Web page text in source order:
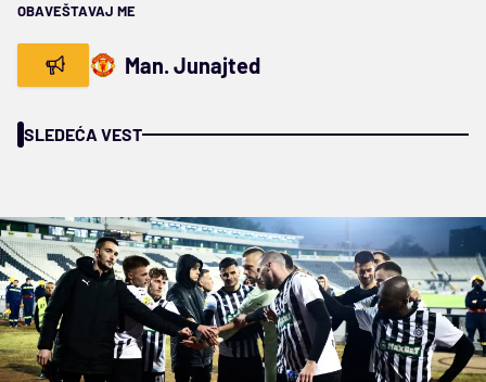
OBAVEŠTAVAJ ME
Man. Junajted
SLEDEĆA VEST